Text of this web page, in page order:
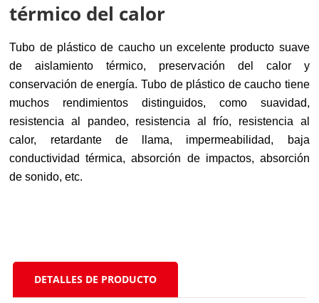
térmico del calor
Tubo de plástico de cauchoun excelente producto suave
de aislamiento térmico, preservación del calor y
conservación de energía. Tubo de plástico de caucho tiene
muchos rendimientos distinguidos, como suavidad,
resistencia al pandeo, resistencia al frío, resistencia al
calor, retardante de llama, impermeabilidad, baja
conductividad térmica, absorción de impactos, absorción
de sonido, etc.
DETALLES DE PRODUCTO